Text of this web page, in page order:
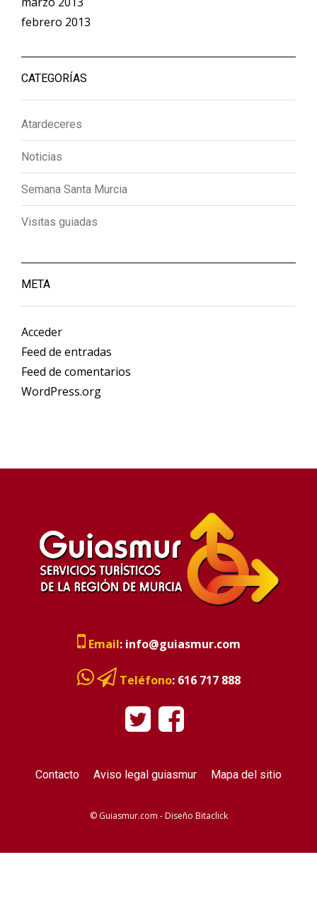
febrero 2013
CATEGORÍAS
Atardeceres
Noticias
Semana Santa Murcia
Visitas guiadas
META
Acceder
Feed de entradas
Feed de comentarios
WordPress.org
Email: info@guiasmur.com
Teléfono: 616 717 888
Contacto Aviso legal guiasmur Mapa del sitio
© Guiasmur.com - Diseño Bitaclick